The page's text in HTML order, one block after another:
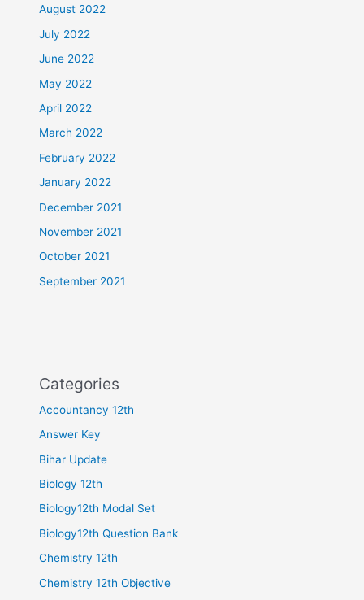
August 2022
July 2022
June 2022
May 2022
April 2022
March 2022
February 2022
January 2022
December 2021
November 2021
October 2021
September 2021
Categories
Accountancy 12th
Answer Key
Bihar Update
Biology 12th
Biology12th Modal Set
Biology12th Question Bank
Chemistry 12th
Chemistry 12th Objective